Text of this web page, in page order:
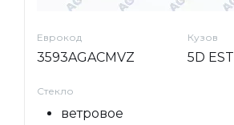
Еврокод
3593AGACMVZ
Кузов
5D EST
Стекло
ветровое